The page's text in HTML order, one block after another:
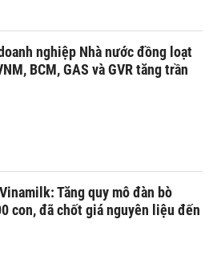
nghiệp Nhà nước đồng loạt
BCM, GAS và GVR tăng trần
Tăng quy mô đàn bò
con, đã chốt giá nguyên liệu đến